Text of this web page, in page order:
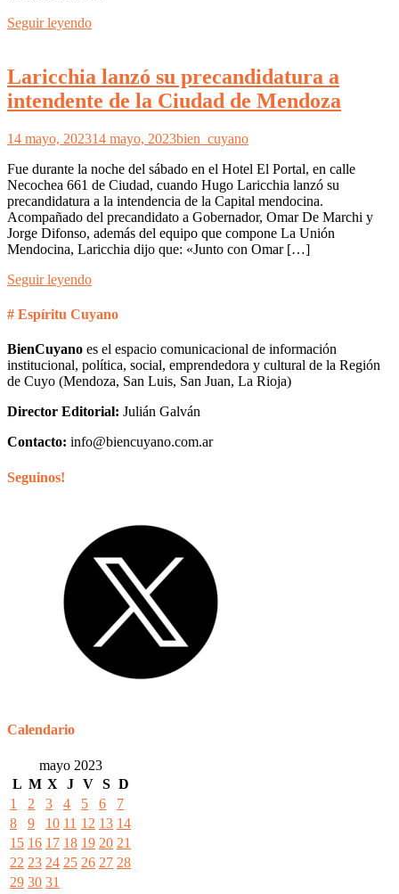
Seguir leyendo
Laricchia lanzó su precandidatura a
intendente de la Ciudad de Mendoza
14 mayo, 202314 mayo, 2023bien_cuyano
Fue durante la noche del sábado en el Hotel El Portal, en calle
Necochea 661 de Ciudad, cuando Hugo Laricchia lanzó su
precandidatura a la intendencia de la Capital mendocina.
Acompañado del precandidato a Gobernador, Omar De Marchi y
Jorge Difonso, además del equipo que compone La Unión
Mendocina, Laricchia dijo que: «Junto con Omar […]
Seguir leyendo
# Espíritu Cuyano
BienCuyano es el espacio comunicacional de información
institucional, política, social, emprendedora y cultural de la Región
de Cuyo (Mendoza, San Luis, San Juan, La Rioja)
Director Editorial: Julián Galván
Contacto: info@biencuyano.com.ar
Seguinos!
Calendario
mayo 2023
L M X J V S D
1 2 3 4 5 6
7
8
9 10 11 12 13 14
15 16 17 18 19 20 21
22 23 24 25 26 27 28
29 30 31